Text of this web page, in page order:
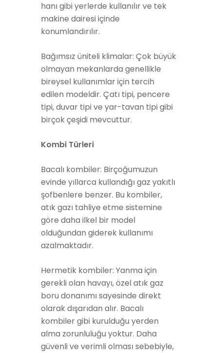
hanı gibi yerlerde kullanılır ve tek
makine dairesi içinde
konumlandırılır.
Bağımsız üniteli klimalar: Çok büyük
olmayan mekanlarda genellikle
bireysel kullanımlar için tercih
edilen modeldir. Çatı tipi, pencere
tipi, duvar tipi ve yar-tavan tipi gibi
birçok çeşidi mevcuttur.
Kombi Türleri
Bacalı kombiler: Birçoğumuzun
evinde yıllarca kullandığı gaz yakıtlı
şofbenlere benzer. Bu kombiler,
atık gazı tahliye etme sistemine
göre daha ilkel bir model
olduğundan giderek kullanımı
azalmaktadır.
Hermetik kombiler: Yanma için
gerekli olan havayı, özel atık gaz
boru donanımı sayesinde direkt
olarak dışarıdan alır. Bacalı
kombiler gibi kurulduğu yerden
alma zorunluluğu yoktur. Daha
güvenli ve verimli olması sebebiyle,